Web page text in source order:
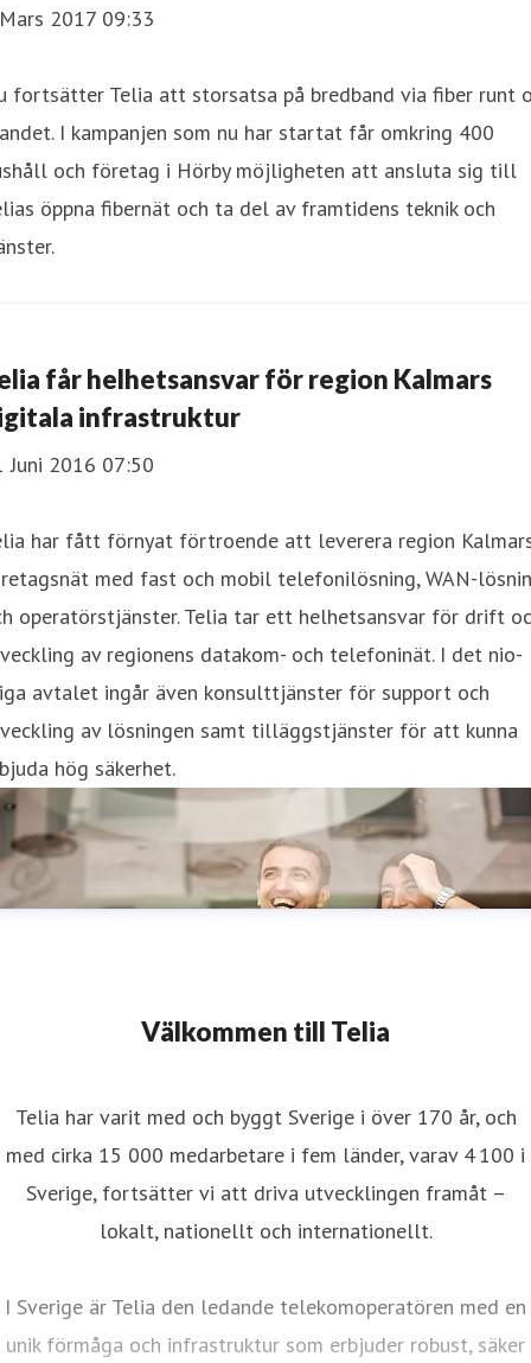
2017 09:33
fortsätter Telia att storsatsa på bredband via fiber runt
I kampanjen som nu har startat får omkring 400
och företag i Hörby möjligheten att ansluta sig till
öppna fibernät och ta del av framtidens teknik och
får helhetsansvar för region Kalmars
infrastruktur
Juni 2016 07:50
har fått förnyat förtroende att leverera region
med fast och mobil telefonilösning, WAN-
operatörstjänster. Telia tar ett helhetsansvar för drift
av regionens datakom- och telefoninät. I det nio-
avtalet ingår även konsulttjänster för support och
av lösningen samt tilläggstjänster för att kunna
hög säkerhet.
Välkommen till Telia
Telia har varit med och byggt Sverige i över 170 år, och
med cirka 15 000 medarbetare i fem länder, varav 4 100 i
Sverige, fortsätter vi att driva utvecklingen framåt –
lokalt, nationellt och internationellt.
I Sverige är Telia den ledande telekomoperatören med en
unik förmåga och infrastruktur som erbjuder robust, säker